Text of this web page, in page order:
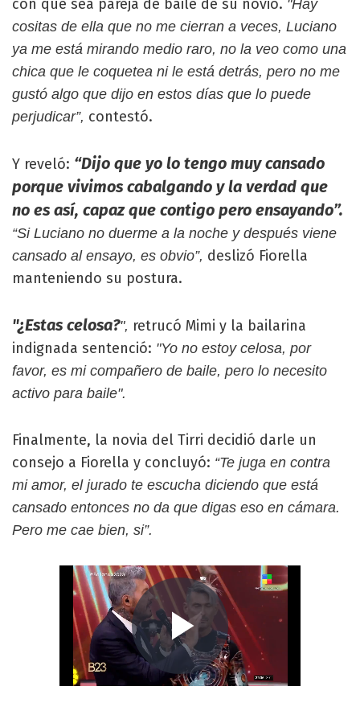
con que sea pareja de baile de su novio. "Hay
cositas de ella que no me cierran a veces, Luciano
ya me está mirando medio raro, no la veo como una
chica que le coquetea ni le está detrás, pero no me
gustó algo que dijo en estos días que lo puede
perjudicar”, contestó.
Y reveló: “Dijo que yo lo tengo muy cansado
porque vivimos cabalgando y la verdad que
no es así, capaz que contigo pero ensayando”.
“Si Luciano no duerme a la noche y después viene
cansado al ensayo, es obvio”, deslizó Fiorella
manteniendo su postura.
"¿Estas celosa?", retrucó Mimi y la bailarina
indignada sentenció: "Yo no estoy celosa, por
favor, es mi compañero de baile, pero lo necesito
activo para baile".
Finalmente, la novia del Tirri decidió darle un
consejo a Fiorella y concluyó: “Te juga en contra
mi amor, el jurado te escucha diciendo que está
cansado entonces no da que digas eso en cámara.
Pero me cae bien, si”.